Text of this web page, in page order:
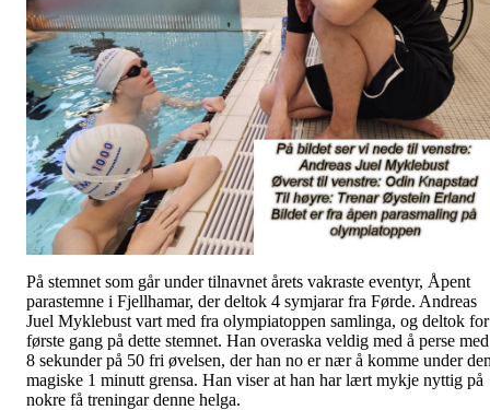
På stemnet som går under tilnavnet årets vakraste eventyr, Åpent
parastemne i Fjellhamar, der deltok 4 symjarar fra Førde. Andreas
Juel Myklebust vart med fra olympiatoppen samlinga, og deltok for
første gang på dette stemnet. Han overaska veldig med å perse med
8 sekunder på 50 fri øvelsen, der han no er nær å komme under
magiske 1 minutt grensa. Han viser at han har lært mykje nyttig på
nokre få treningar denne helga.